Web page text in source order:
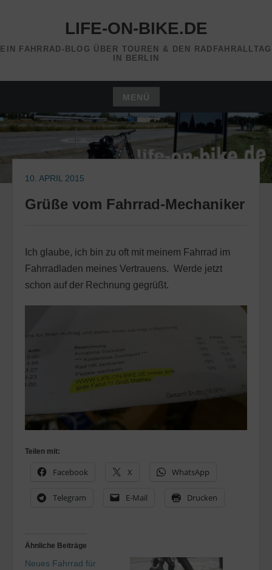
LIFE-ON-BIKE.DE
EIN FAHRRAD-BLOG ÜBER TOUREN & DEN RADFAHRALLTAG
IN BERLIN
MENÜ
Zum
Inhalt
10. APRIL 2015
Grüße vom Fahrrad-Mechaniker
Ich glaube, ich bin zu oft mit meinem Fahrrad im
Fahrradladen meines Vertrauens. Werde jetzt
schon auf der Rechnung gegrüßt.
Teilen mit:
Facebook X WhatsApp
Telegram E-Mail Drucken
Ähnliche Beiträge
Neues Fahrrad für